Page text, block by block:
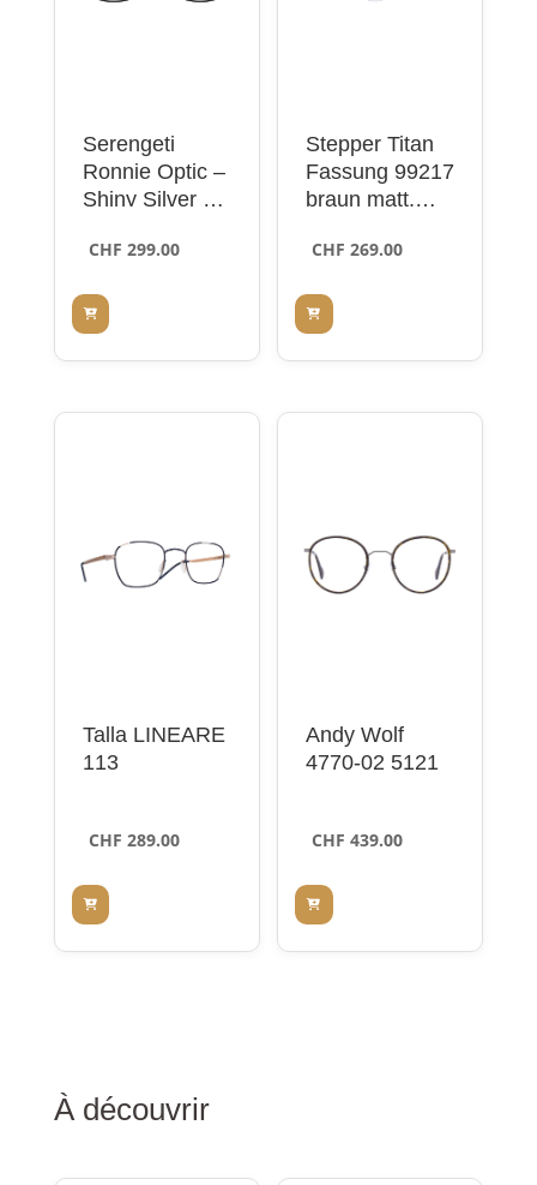
Serengeti
Ronnie Optic –
Shiny Silver –
Windsor
CHF 299.00
Stepper Titan
Fassung 99217
braun matt,
CHF 269.00
Talla LINEARE
113
CHF 289.00
Andy Wolf
4770-02 5121
CHF 439.00
À découvrir